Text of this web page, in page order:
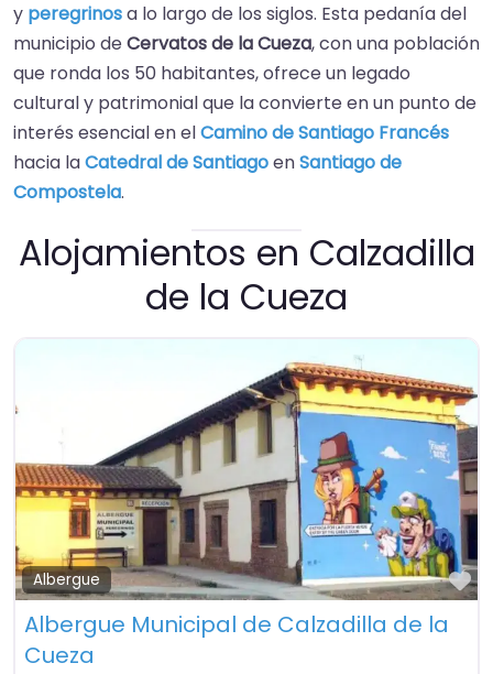
y peregrinosa lo largo de los siglos. Esta pedanía del
municipio de Cervatos de la Cueza, con una población
que ronda los 50 habitantes, ofrece un legado
cultural y patrimonial que la convierte en un punto de
interés esencial en elCamino de Santiago Francés
hacia laCatedral de SantiagoenSantiago de
Compostela.
Alojamientos en Calzadilla
de la Cueza
Albergue
Albergue Municipal de Calzadilla de la
Cueza